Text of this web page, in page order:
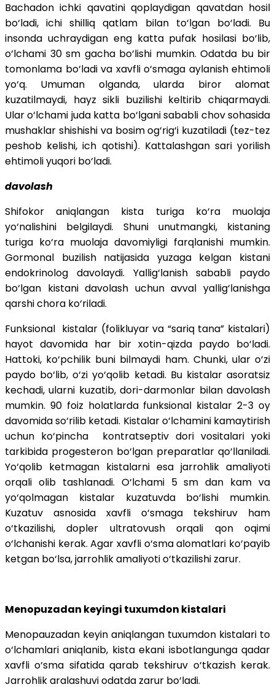
Bachadon ichki qavatini qoplaydigan qavatdan hosil
bo‘ladi, ichi shilliq qatlam bilan to‘lgan bo‘ladi. Bu
insonda uchraydigan eng katta pufak hosilasi bo‘lib,
o‘lchami 30 sm gacha bo‘lishi mumkin. Odatda bu bir
tomonlama bo‘ladi va xavfli o‘smaga aylanish ehtimoli
yo‘q. Umuman olganda, ularda biror alomat
kuzatilmaydi, hayz sikli buzilishi keltirib chiqarmaydi.
Ular o‘lchami juda katta bo‘lgani sababli chov sohasida
mushaklar shishishi va bosim og‘rig‘i kuzatiladi (tez-tez
peshob kelishi, ich qotishi). Kattalashgan sari yorilish
ehtimoli yuqori bo‘ladi.
davolash
Shifokor aniqlangan kista turiga ko‘ra muolaja
yo‘nalishini belgilaydi. Shuni unutmangki, kistaning
turiga ko‘ra muolaja davomiyligi farqlanishi mumkin.
Gormonal buzilish natijasida yuzaga kelgan kistani
endokrinolog davolaydi. Yallig‘lanish sababli paydo
bo‘lgan kistani davolash uchun avval yallig‘lanishga
qarshi chora ko‘riladi.
Funksional kistalar (folikluyar va “sariq tana” kistalari)
hayot davomida har bir xotin-qizda paydo bo‘ladi.
Hattoki, ko‘pchilik buni bilmaydi ham. Chunki, ular o‘zi
paydo bo‘lib, o‘zi yo‘qolib ketadi. Bu kistalar asoratsiz
kechadi, ularni kuzatib, dori-darmonlar bilan davolash
mumkin. 90 foiz holatlarda funksional kistalar 2-3 oy
davomida so‘rilib ketadi. Kistalar o‘lchamini kamaytirish
uchun ko‘pincha kontratseptiv dori vositalari yoki
tarkibida progesteron bo‘lgan preparatlar qo‘llaniladi.
Yo‘qolib ketmagan kistalarni esa jarrohlik amaliyoti
orqali olib tashlanadi. O‘lchami 5 sm dan kam va
yo‘qolmagan kistalar kuzatuvda bo‘lishi mumkin.
Kuzatuv asnosida xavfli o‘smaga tekshiruv ham
o‘tkazilishi, dopler ultratovush orqali qon oqimi
o‘lchanishi kerak. Agar xavfli o‘sma alomatlari ko‘payib
ketgan bo‘lsa, jarrohlik amaliyoti o‘tkazilishi zarur.
Menopuzadan keyingi tuxumdon kistalari
Menopauzadan keyin aniqlangan tuxumdon kistalari to
o‘lchamlari aniqlanib, kista ekani isbotlangunga qadar
xavfli o‘sma sifatida qarab tekshiruv o‘tkazish kerak.
Jarrohlik aralashuvi odatda zarur bo‘ladi.